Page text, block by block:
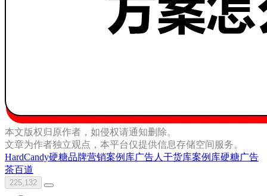
本文版权归原作者，如侵权请通知删除。
文章为作者独立观点，本平台仅提供信息存储空间服务。
HardCandy硬糖品牌营销案例库广告人干货库案例库硬糖广告
茶百道
225,132